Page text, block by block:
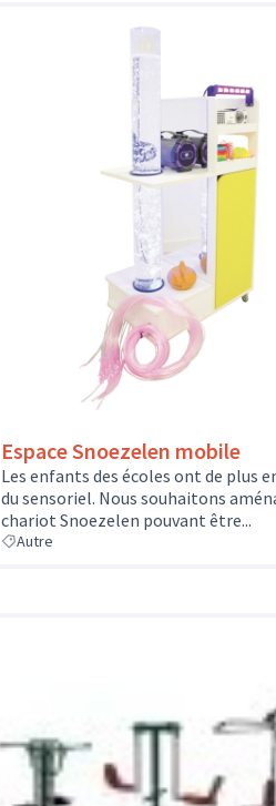
Espace Snoezelen mobile
Les enfants des écoles ont de plus
du sensoriel. Nous souhaitons
chariot Snoezelen pouvant être...
Autre